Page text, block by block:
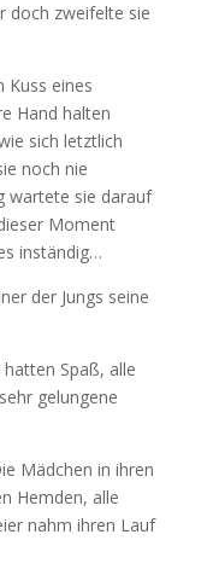
doch zweifelte sie
Kuss eines
Hand halten
sich letztlich
noch nie
wartete sie darauf
Moment
inständig…
der Jungs seine
Spaß, alle
gelungene
Mädchen in ihren
Hemden, alle
nahm ihren Lauf